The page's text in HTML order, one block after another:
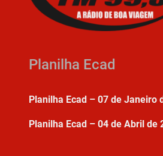
Planilha Ecad
Planilha Ecad – 07 de Janeiro
Planilha Ecad – 04 de Abril de